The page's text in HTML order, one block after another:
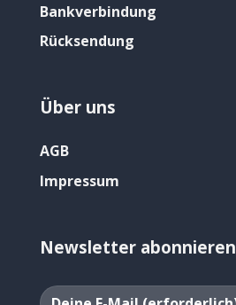
Bankverbindung
Rücksendung
Über uns
AGB
Impressum
Newsletter abonnieren